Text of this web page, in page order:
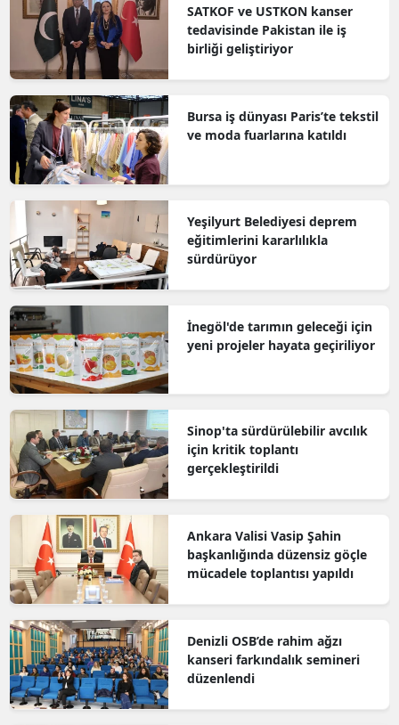
SATKOF ve USTKON kanser
tedavisinde Pakistan ile iş
birliği geliştiriyor
Bursa iş dünyası Paris’te tekstil
ve moda fuarlarına katıldı
Yeşilyurt Belediyesi deprem
eğitimlerini kararlılıkla
sürdürüyor
İnegöl'de tarımın geleceği için
yeni projeler hayata geçiriliyor
Sinop'ta sürdürülebilir avcılık
için kritik toplantı
gerçekleştirildi
Ankara Valisi Vasip Şahin
başkanlığında düzensiz göçle
mücadele toplantısı yapıldı
Denizli OSB’de rahim ağzı
kanseri farkındalık semineri
düzenlendi